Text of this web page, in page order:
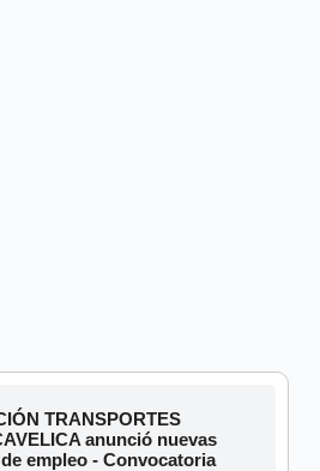
TRANSPORTES
anunció nuevas
empleo - Convocatoria